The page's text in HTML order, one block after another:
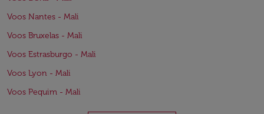
Voos Nantes - Mali
Voos Bruxelas - Mali
Voos Estrasburgo - Mali
Voos Lyon - Mali
Voos Pequim - Mali